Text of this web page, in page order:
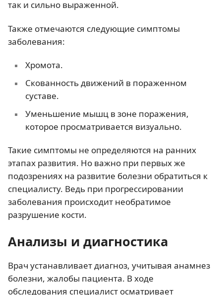
так и сильно выраженной.
Также отмечаются следующие симптомы
заболевания:
Хромота.
Скованность движений в пораженном
суставе.
Уменьшение мышц в зоне поражения,
которое просматривается визуально.
Такие симптомы не определяются на ранних
этапах развития. Но важно при первых же
подозрениях на развитие болезни обратиться к
специалисту. Ведь при прогрессировании
заболевания происходит необратимое
разрушение кости.
Анализы и диагностика
Врач устанавливает диагноз, учитывая анамнез
болезни, жалобы пациента. В ходе
обследования специалист осматривает